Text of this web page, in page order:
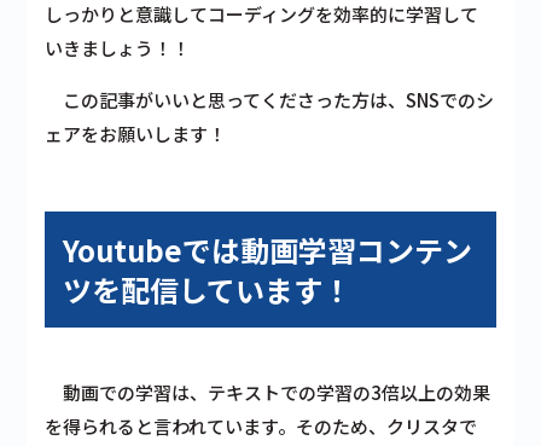
しっかりと意識してコーディングを効率的に学習して
いきましょう！！
この記事がいいと思ってくださった方は、SNSでのシ
ェアをお願いします！
Youtubeでは動画学習コンテン
ツを配信しています！
動画での学習は、テキストでの学習の3倍以上の効果
を得られると言われています。そのため、クリスタで